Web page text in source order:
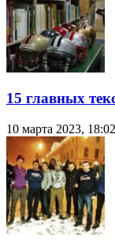
15 главных
10 марта 2023, 18:02